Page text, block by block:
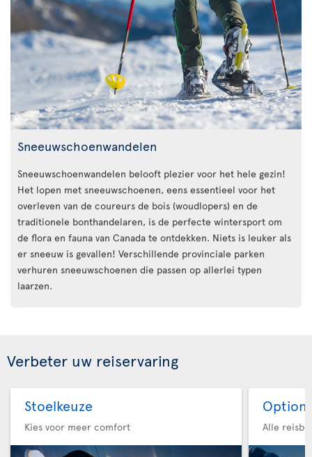
Sneeuwschoenwandelen
Sneeuwschoenwandelen belooft plezier voor het hele gezin!
Het lopen met sneeuwschoenen, eens essentieel voor het
overleven van de coureurs de bois (woudlopers) en de
traditionele bonthandelaren, is de perfecte wintersport om
de flora en fauna van Canada te ontdekken. Niets is leuker als
er sneeuw is gevallen! Verschillende provinciale parken
verhuren sneeuwschoenen die passen op allerlei typen
laarzen.
Verbeter uw reiservaring
Stoelkeuze
Kies voor meer comfort
Option
Alle